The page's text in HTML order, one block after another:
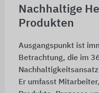
Nachhaltige
Produkten
Ausgangspunkt ist
Betrachtung, die im
Er umfasst